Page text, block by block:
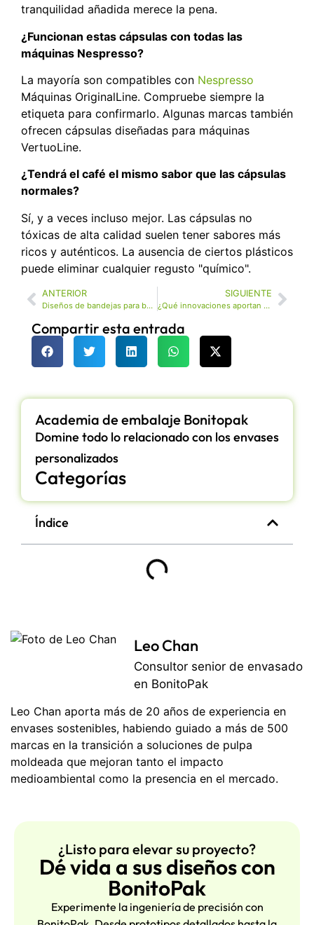
tranquilidad añadida merece la pena.
¿Funcionan estas cápsulas con todas las
máquinas Nespresso?
La mayoría son compatibles con Nespresso
Máquinas OriginalLine. Compruebe siempre la
etiqueta para confirmarlo. Algunas marcas también
ofrecen cápsulas diseñadas para máquinas
VertuoLine.
¿Tendrá el café el mismo sabor que las cápsulas
normales?
Sí, y a veces incluso mejor. Las cápsulas no
tóxicas de alta calidad suelen tener sabores más
ricos y auténticos. La ausencia de ciertos plásticos
puede eliminar cualquier regusto "químico".
ANTERIOR
Diseños de bandejas para botellas de vino que mejoran la presentación y la funcionalidad
SIGUIENTE
¿Qué innovaciones aportan al mercado los fabricantes de bandejas de envasado?
Compartir esta entrada
Academia de embalaje Bonitopak
Domine todo lo relacionado con los envases
personalizados
Categorías
Índice
Leo Chan
Consultor senior de envasado
en BonitoPak
Leo Chan aporta más de 20 años de experiencia en
envases sostenibles, habiendo guiado a más de 500
marcas en la transición a soluciones de pulpa
moldeada que mejoran tanto el impacto
medioambiental como la presencia en el mercado.
¿Listo para elevar su proyecto?
Dé vida a sus diseños con
BonitoPak
Experimente la ingeniería de precisión con